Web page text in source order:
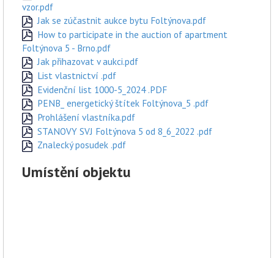
vzor.pdf
Jak se zúčastnit aukce bytu Foltýnova.pdf
How to participate in the auction of apartment
Foltýnova 5 - Brno.pdf
Jak přihazovat v aukci.pdf
List vlastnictví .pdf
Evidenční list 1000-5_2024 .PDF
PENB_ energetický štítek Foltýnova_5 .pdf
Prohlášení vlastníka.pdf
STANOVY SVJ Foltýnova 5 od 8_6_2022 .pdf
Znalecký posudek .pdf
Umístění objektu